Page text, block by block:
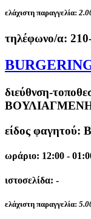
ελάχιστη παραγγελία:
τηλέφωνο/α:
διεύθνση-
είδος φαγητού:
ωράριο: 12:00 -
ιστοσελίδα: -
ελάχιστη παραγγελία: